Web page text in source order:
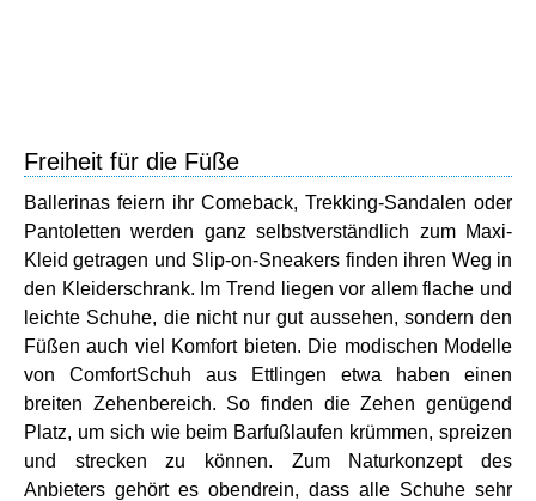
Freiheit für die Füße
Ballerinas feiern ihr Comeback, Trekking-Sandalen oder
Pantoletten werden ganz selbstverständlich zum Maxi-
Kleid getragen und Slip-on-Sneakers finden ihren Weg in
den Kleiderschrank. Im Trend liegen vor allem flache und
leichte Schuhe, die nicht nur gut aussehen, sondern den
Füßen auch viel Komfort bieten. Die modischen Modelle
von ComfortSchuh aus Ettlingen etwa haben einen
breiten Zehenbereich. So finden die Zehen genügend
Platz, um sich wie beim Barfußlaufen krümmen, spreizen
und strecken zu können. Zum Naturkonzept des
Anbieters gehört es obendrein, dass alle Schuhe sehr